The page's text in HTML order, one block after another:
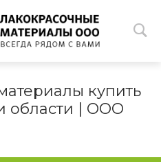
купить
области | ООО